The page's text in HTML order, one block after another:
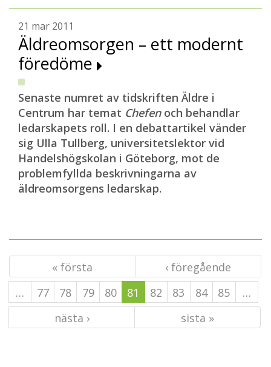
21 mar 2011
Äldreomsorgen – ett modernt
föredöme
Senaste numret av tidskriften Äldre i
Centrum har temat Chefenoch behandlar
ledarskapets roll. I en debattartikel vänder
sig Ulla Tullberg, universitetslektor vid
Handelshögskolan i Göteborg, mot de
problemfyllda beskrivningarna av
äldreomsorgens ledarskap.
« första
‹ föregående
…
77 78 79 80 81 82 83 84 85
…
nästa ›
sista »